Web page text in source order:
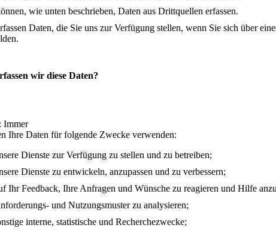
wie unten beschrieben, Daten aus Drittquellen erfassen.
Daten, die Sie uns zur Verfügung stellen, wenn Sie sich über
wir diese Daten?
Immer
Ihre Daten für folgende Zwecke verwenden:
Dienste zur Verfügung zu stellen und zu betreiben;
Dienste zu entwickeln, anzupassen und zu verbessern;
Ihr Feedback, Ihre Anfragen und Wünsche zu reagieren und Hilfe
und Nutzungsmuster zu analysieren;
interne, statistische und Recherchezwecke;